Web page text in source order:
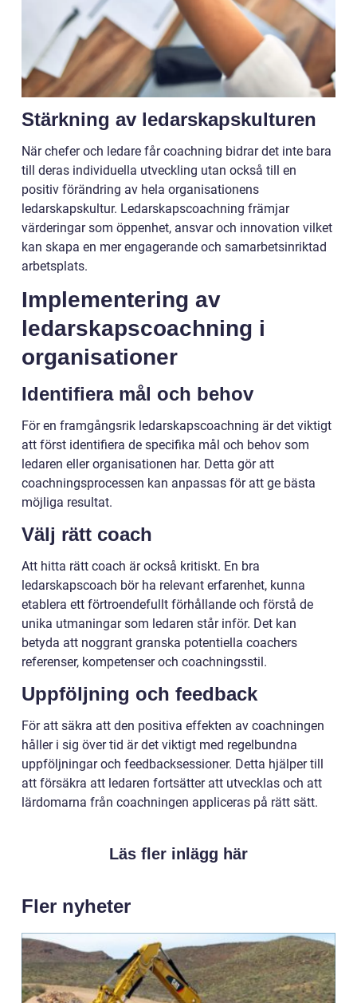
Stärkning av ledarskapskulturen
När chefer och ledare får coachning bidrar det inte bara
till deras individuella utveckling utan också till en
positiv förändring av hela organisationens
ledarskapskultur. Ledarskapscoachning främjar
värderingar som öppenhet, ansvar och innovation vilket
kan skapa en mer engagerande och samarbetsinriktad
arbetsplats.
Implementering av
ledarskapscoachning i
organisationer
Identifiera mål och behov
För en framgångsrik ledarskapscoachning är det viktigt
att först identifiera de specifika mål och behov som
ledaren eller organisationen har. Detta gör att
coachningsprocessen kan anpassas för att ge bästa
möjliga resultat.
Välj rätt coach
Att hitta rätt coach är också kritiskt. En bra
ledarskapscoach bör ha relevant erfarenhet, kunna
etablera ett förtroendefullt förhållande och förstå de
unika utmaningar som ledaren står inför. Det kan
betyda att noggrant granska potentiella coachers
referenser, kompetenser och coachningsstil.
Uppföljning och feedback
För att säkra att den positiva effekten av coachningen
håller i sig över tid är det viktigt med regelbundna
uppföljningar och feedbacksessioner. Detta hjälper till
att försäkra att ledaren fortsätter att utvecklas och att
lärdomarna från coachningen appliceras på rätt sätt.
Läs fler inlägg här
Fler nyheter